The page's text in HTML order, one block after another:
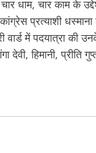
धाम, चार काम के
प्रत्याशी धस्माना
में पदयात्रा की
देवी, हिमानी, प्रीति